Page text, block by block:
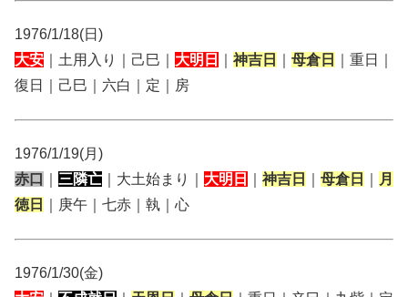
1976/1/18(日)
大安 ｜土用入り｜己巳｜ 大明日 神吉日 母倉日
｜重日｜
復日｜己巳｜六白｜定｜房
1976/1/19(月)
赤口
三隣亡 ｜大土始まり｜ 大明日 神吉日 母倉日
月
徳日
｜庚午｜七赤｜執｜心
1976/1/30(金)